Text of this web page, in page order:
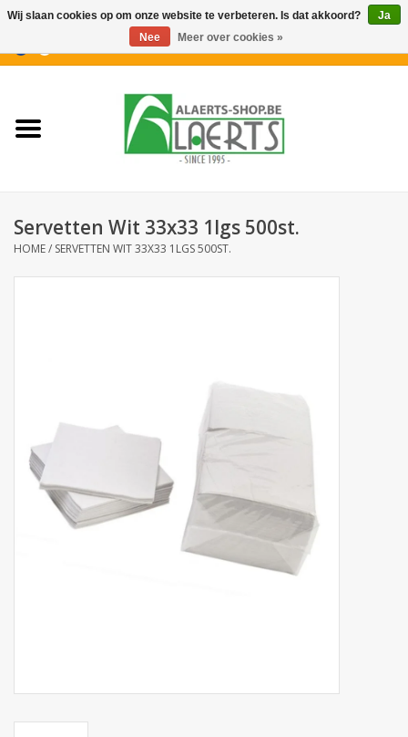
Nieuwigheden
Koffiekoekjes
Botanicals
Snoeppot-Snoep
Servetten Wit 33x33 1lgs 500st.
HOME/ SERVETTEN WIT 33X33 1LGS 500ST.
Wij slaan cookies op om onze website te verbeteren. Is dat akkoord?
Ja
Nee
Meer over cookies »